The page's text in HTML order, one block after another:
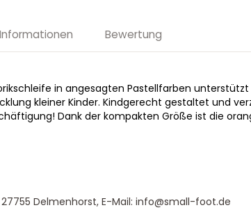
Bewertung
in angesagten Pastellfarben
kleiner Kinder. Kindgerecht gestaltet und
Dank der kompakten Größe ist die
Delmenhorst, E-Mail: info@small-foot.de